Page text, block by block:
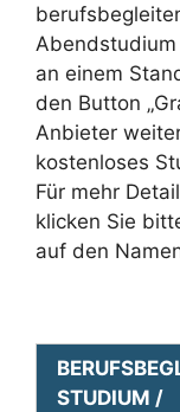
an einem
den Button
Anbieter
kostenloses
Für mehr
klicken Sie
auf den
STUDIUM /